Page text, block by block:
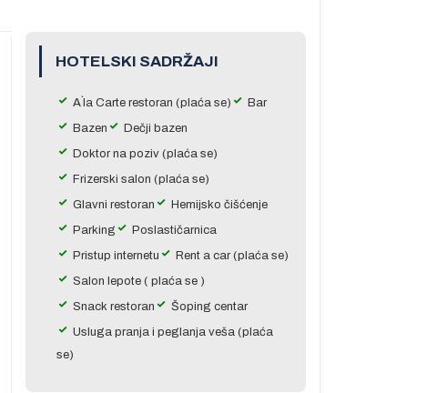
HOTELSKI SADRŽAJI
A`la Carte restoran (plaća se)
Bar
Bazen
Dečji bazen
Doktor na poziv (plaća se)
Frizerski salon (plaća se)
Glavni restoran
Hemijsko čišćenje
Parking
Poslastičarnica
Pristup internetu
Rent a car (plaća se)
Salon lepote ( plaća se )
Snack restoran
Šoping centar
Usluga pranja i peglanja veša (plaća
se)